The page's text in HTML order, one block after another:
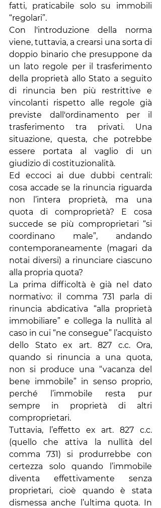
fatti, praticabile solo su immobili
“regolari”.
Con l'introduzione della norma
viene, tuttavia, a crearsi una sorta di
doppio binario che presuppone da
un lato regole per il trasferimento
della proprietà allo Stato a seguito
di rinuncia ben più restrittive e
vincolanti rispetto alle regole già
previste dall'ordinamento per il
trasferimento tra privati. Una
situazione, questa, che potrebbe
essere portata al vaglio di un
giudizio di costituzionalità.
Ed eccoci ai due dubbi centrali:
cosa accade se la rinuncia riguarda
non l’intera proprietà, ma una
quota di comproprietà? E cosa
succede se più comproprietari “si
coordinano male”, andando
contemporaneamente (magari da
notai diversi) a rinunciare ciascuno
alla propria quota?
La prima difficoltà è già nel dato
normativo: il comma 731 parla di
rinuncia abdicativa “alla proprietà
immobiliare” e collega la nullità al
caso in cui “ne consegue” l’acquisto
dello Stato ex art. 827 c.c. Ora,
quando si rinuncia a una quota,
non si produce una “vacanza del
bene immobile” in senso proprio,
perché l’immobile resta pur
sempre in proprietà di altri
comproprietari.
Tuttavia, l’effetto ex art. 827 c.c.
(quello che attiva la nullità del
comma 731) si produrrebbe con
certezza solo quando l’immobile
diventa effettivamente senza
proprietari, cioè quando è stata
dismessa anche l’ultima quota. In